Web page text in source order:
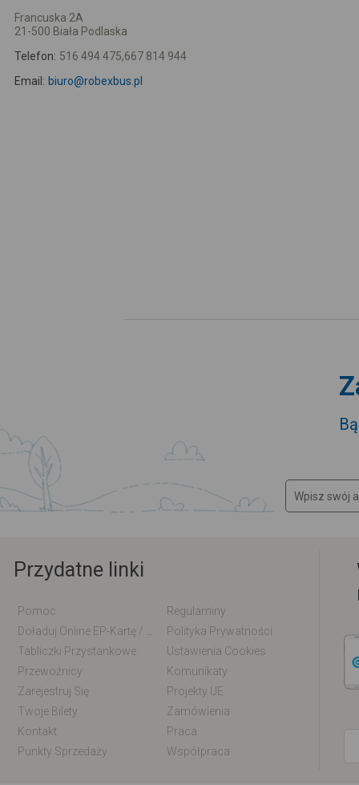
Francuska 2A
21-500 Biała Podlaska
Telefon: 516 494 475,667 814 944
Email: biuro@robexbus.pl
Przydatne linki
Pomoc
Regulaminy
Polityka Prywatności
Tabliczki Przystankowe
Ustawienia Cookies
Przewoźnicy
Komunikaty
Zarejestruj Się
Projekty UE
Twoje Bilety
Zamówienia
Kontakt
Praca
Punkty Sprzedaży
Współpraca